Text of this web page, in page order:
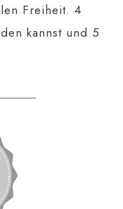
Freiheit. 4
kannst und 5